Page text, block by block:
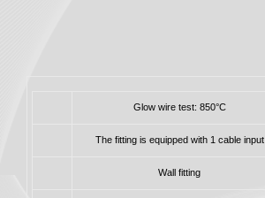
Glow wire test: 850°C
The fitting is equipped with 1 cable input
Wall fitting